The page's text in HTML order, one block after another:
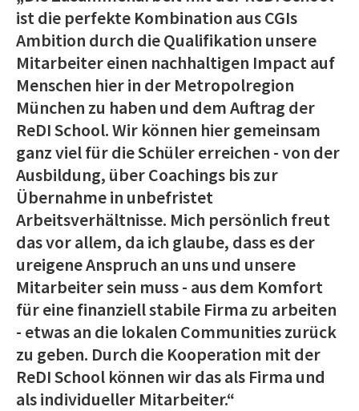
ist die perfekte Kombination aus CGIs
Ambition durch die Qualifikation unsere
Mitarbeiter einen nachhaltigen Impact auf
Menschen hier in der Metropolregion
München zu haben und dem Auftrag der
ReDI School. Wir können hier gemeinsam
ganz viel für die Schüler erreichen - von der
Ausbildung, über Coachings bis zur
Übernahme in unbefristet
Arbeitsverhältnisse. Mich persönlich freut
das vor allem, da ich glaube, dass es der
ureigene Anspruch an uns und unsere
Mitarbeiter sein muss - aus dem Komfort
für eine finanziell stabile Firma zu arbeiten
- etwas an die lokalen Communities zurück
zu geben. Durch die Kooperation mit der
ReDI School können wir das als Firma und
als individueller Mitarbeiter.“